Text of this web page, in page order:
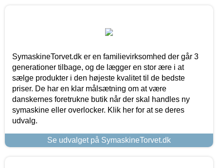
SymaskineTorvet.dk er en familievirksomhed der går 3
generationer tilbage, og de lægger en stor ære i at
sælge produkter i den højeste kvalitet til de bedste
priser. De har en klar målsætning om at være
danskernes foretrukne butik når der skal handles ny
symaskine eller overlocker. Klik her for at se deres
udvalg.
Se udvalget på SymaskineTorvet.dk